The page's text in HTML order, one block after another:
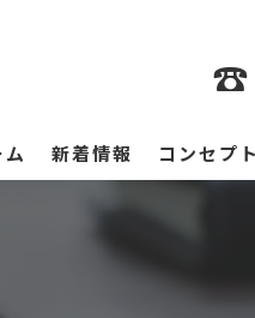
新着情報 コンセプト